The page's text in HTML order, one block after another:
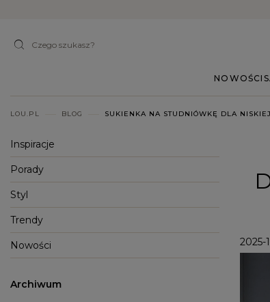
NOWOŚCI
LOU.PL BLOG SUKIENKA NA STUDNIÓWKĘ DLA
Inspiracje
Porady
Styl
Trendy
Nowości
Archiwum
2025-